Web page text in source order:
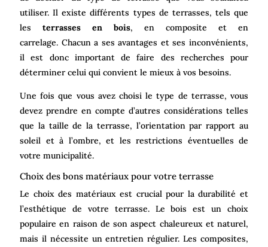
utiliser. Il existe différents types de terrasses, tels que
les terrasses en bois, en composite et en
carrelage. Chacun a ses avantages et ses inconvénients,
il est donc important de faire des recherches pour
déterminer celui qui convient le mieux à vos besoins.
Une fois que vous avez choisi le type de terrasse, vous
devez prendre en compte d’autres considérations telles
que la taille de la terrasse, l’orientation par rapport au
soleil et à l’ombre, et les restrictions éventuelles de
votre municipalité.
Choix des bons matériaux pour votre terrasse
Le choix des matériaux est crucial pour la durabilité et
l’esthétique de votre terrasse. Le bois est un choix
populaire en raison de son aspect chaleureux et naturel,
mais il nécessite un entretien régulier. Les composites,